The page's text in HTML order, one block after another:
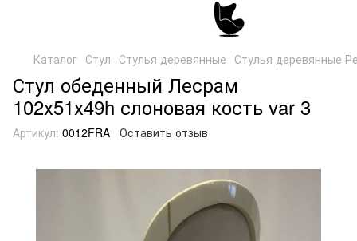
Каталог Стул Стулья деревянные Стулья деревянные
Стул обеденный Лесрам
102х51х49h слоновая кость var 3
Артикул: 0012FRA Оставить отзыв